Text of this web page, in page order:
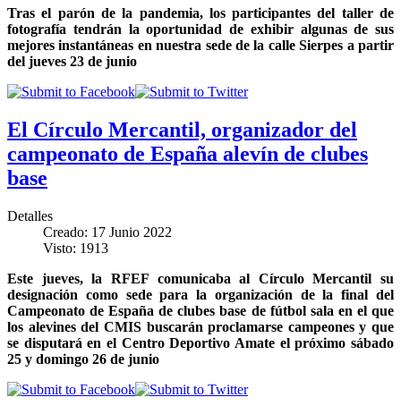
Tras el parón de la pandemia, los participantes del taller de
fotografía tendrán la oportunidad de exhibir algunas de sus
mejores instantáneas en nuestra sede de la calle Sierpes a partir
del jueves 23 de junio
El Círculo Mercantil, organizador del
campeonato de España alevín de clubes
base
Detalles
Creado: 17 Junio 2022
Visto: 1913
Este jueves, la RFEF comunicaba al Círculo Mercantil su
designación como sede para la organización de la final del
Campeonato de España de clubes base de fútbol sala en el que
los alevines del CMIS buscarán proclamarse campeones y que
se disputará en el Centro Deportivo Amate el próximo sábado
25 y domingo 26 de junio